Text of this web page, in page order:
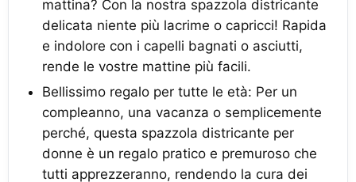
mattina? Con la nostra spazzola districante
delicata niente più lacrime o capricci! Rapida
e indolore con i capelli bagnati o asciutti,
rende le vostre mattine più facili.
Bellissimo regalo per tutte le età: Per un
compleanno, una vacanza o semplicemente
perché, questa spazzola districante per
donne è un regalo pratico e premuroso che
tutti apprezzeranno, rendendo la cura dei